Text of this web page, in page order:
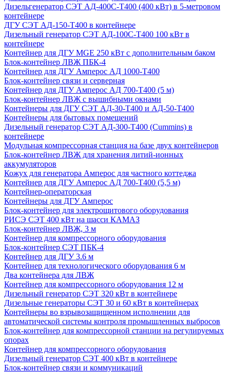
Дизельгенератор СЭТ АД-400С-Т400 (400 кВт) в 5-метровом
контейнере
ДГУ СЭТ АД-150-Т400 в контейнере
Дизельный генератор СЭТ АД-100С-Т400 100 кВт в
контейнере
Контейнер для ДГУ MGE 250 кВт с дополнительным баком
Блок-контейнер ЛВЖ ПБК-4
Контейнер для ДГУ Амперос АД 1000-Т400
Блок-контейнер связи и серверная
Контейнер для ДГУ Амперос АД 700-Т400 (5 м)
Блок-контейнер ЛВЖ с вышибными окнами
Контейнеры для ДГУ СЭТ АД-30-Т400 и АД-50-Т400
Контейнеры для бытовых помещений
Дизельный генератор СЭТ АД-300-Т400 (Cummins) в
контейнере
Модульная компрессорная станция на базе двух контейнеров
Блок-контейнер ЛВЖ для хранения литий-ионных
аккумуляторов
Кожух для генератора Амперос для частного коттеджа
Контейнер для ДГУ Амперос АД 700-Т400 (5,5 м)
Контейнер-операторская
Контейнеры для ДГУ Амперос
Блок-контейнер для электрощитового оборудования
РИСЭ СЭТ 400 кВт на шасси КАМАЗ
Блок-контейнер ЛВЖ, 3 м
Контейнер для компрессорного оборудования
Блок-контейнер СЭТ ПБК-4
Контейнер для ДГУ 3.6 м
Контейнер для технологического оборудования 6 м
Два контейнера для ЛВЖ
Контейнер для компрессорного оборудования 12 м
Дизельный генератор СЭТ 320 кВт в контейнере
Дизельные генераторы СЭТ 30 и 60 кВт в контейнерах
Контейнеры во взрывозащищенном исполнении для
автоматической системы контроля промышленных выбросов
Блок-контейнер для компрессорной станции на регулируемых
опорах
Контейнер для компрессорного оборудования
Дизельный генератор СЭТ 400 кВт в контейнере
Блок-контейнер связи и коммуникаций